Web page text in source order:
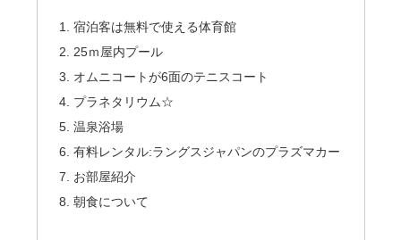
宿泊客は無料で使える体育館
25ｍ屋内プール
オムニコートが6面のテニスコート
プラネタリウム☆
温泉浴場
有料レンタル:ラングスジャパンのプラズマカー
お部屋紹介
朝食について